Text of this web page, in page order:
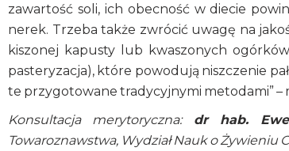
zawartość soli, ich obecność w diecie
nerek. Trzeba także zwrócić uwagę na
kiszonej kapusty lub kwaszonych
pasteryzacja), które powodują niszczenie
te przygotowane tradycyjnymi metodami” –
Konsultacja merytoryczna: dr hab.
Towaroznawstwa, Wydział Nauk o Żywieniu